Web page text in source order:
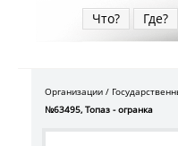
Что? Где?
Организации
№63495, Топаз - огранка